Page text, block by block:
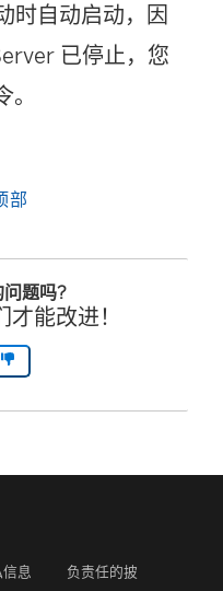
时自动启动，因
已停止，您
部
题吗?
能改进！
信息 负责任的披